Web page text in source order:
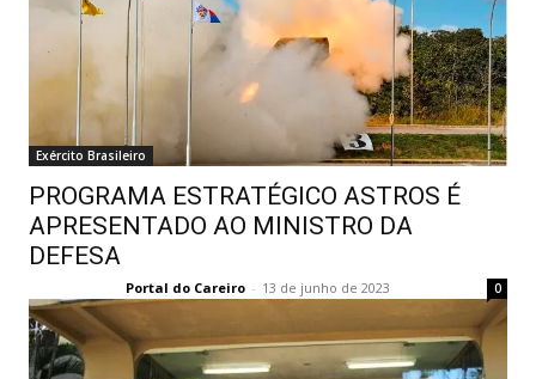
Exército Brasileiro
PROGRAMA ESTRATÉGICO ASTROS É
APRESENTADO AO MINISTRO DA
DEFESA
Portal do Careiro - 13 de junho de 2023 0